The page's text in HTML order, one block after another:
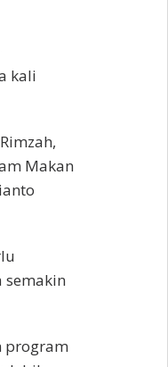
kali
Makan
semakin
program